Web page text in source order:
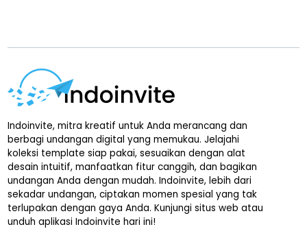
Indoinvite, mitra kreatif untuk Anda merancang dan
berbagi undangan digital yang memukau. Jelajahi
koleksi template siap pakai, sesuaikan dengan alat
desain intuitif, manfaatkan fitur canggih, dan bagikan
undangan Anda dengan mudah. Indoinvite, lebih dari
sekadar undangan, ciptakan momen spesial yang tak
terlupakan dengan gaya Anda. Kunjungi situs web atau
unduh aplikasi Indoinvite hari ini!